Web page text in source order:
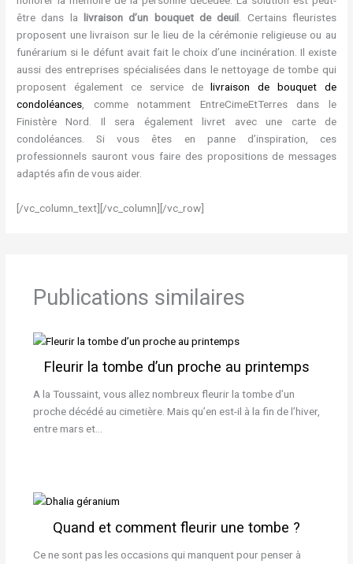
être dans la livraison d’un bouquet de deuil. Certains fleuristes
proposent une livraison sur le lieu de la cérémonie religieuse ou au
funérarium si le défunt avait fait le choix d’une incinération. Il existe
aussi des entreprises spécialisées dans le nettoyage de tombe qui
proposent également ce service delivraison de bouquet de
condoléances, comme notamment EntreCimeEtTerres dans le
Finistère Nord. Il sera également livret avec une carte de
condoléances. Si vous êtes en panne d’inspiration, ces
professionnels sauront vous faire des propositions de messages
adaptés afin de vous aider.
[/vc_column_text][/vc_column][/vc_row]
Publications similaires
Fleurir la tombe d’un proche au printemps
A la Toussaint, vous allez nombreux fleurir la tombe d’un
proche décédé au cimetière. Mais qu’en est-il à la fin de l’hiver,
entre mars et…
Quand et comment fleurir une tombe ?
Ce ne sont pas les occasions qui manquent pour penser à